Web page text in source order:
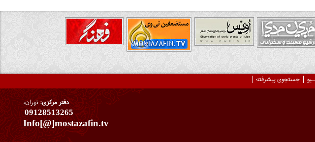
جستجوی پیشرفته
دفتر مرکزی:تهران،
09128513265
Info[@]mostazafin.tv